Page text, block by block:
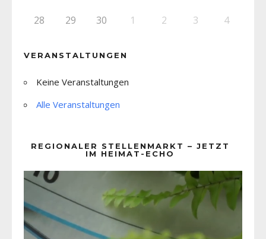
28 29 30 1 2 3 4
VERANSTALTUNGEN
Keine Veranstaltungen
Alle Veranstaltungen
REGIONALER STELLENMARKT – JETZT
IM HEIMAT-ECHO
Player